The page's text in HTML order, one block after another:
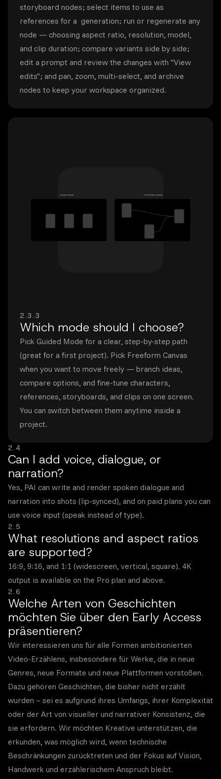
storyboard nodes; select items to use as
references for a generation; run or regenerate any
node — choosing aspect ratio, resolution, model,
and clip duration; compare variants side by side;
edit a prompt and review the changes with "View
edits"; and pan, zoom, multi-select, and archive
nodes to keep your workspace organized.
2.3.3
Which mode should I choose?
Pick Guided Mode for a clear, step-by-step path
(great for a first project). Pick Freeform Canvas
when you want to move freely — branch ideas,
compare options, and fine-tune characters,
references, storyboards, and clips on one screen.
You can switch between them anytime inside a
project.
2.4
Can I add voice, dialogue, or
narration?
Yes, PAI can write and render spoken dialogue and
narration into shots (lip-synced), and on paid plans you can
use voice input (speak instead of type).
2.5
What resolutions and aspect ratios
are supported?
16:9, 9:16, and 1:1 (widescreen, vertical, square). 4K
output is available on the Pro plan and above.
2.6
Welche Arten von Geschichten
möchten Sie über den Early Access
präsentieren?
Wir interessieren uns für alle Formen ambitionierten
Video-Erzählens, insbesondere für Werke, die in neue
Genres, neue Formate und neue Plattformen vorstoßen.
Dazu gehören Geschichten, die bisher nicht erzählt
wurden – sei es aufgrund ihres Umfangs, ihrer Komplexität
oder der Art von visueller und narrativer Konsistenz, die
sie erfordern. Wir möchten Kreative unterstützen, die
erkunden, was möglich wird, wenn technische
Beschränkungen zurücktreten und der Fokus auf Vision,
Handwerk und erzählerischem Anspruch bleibt.